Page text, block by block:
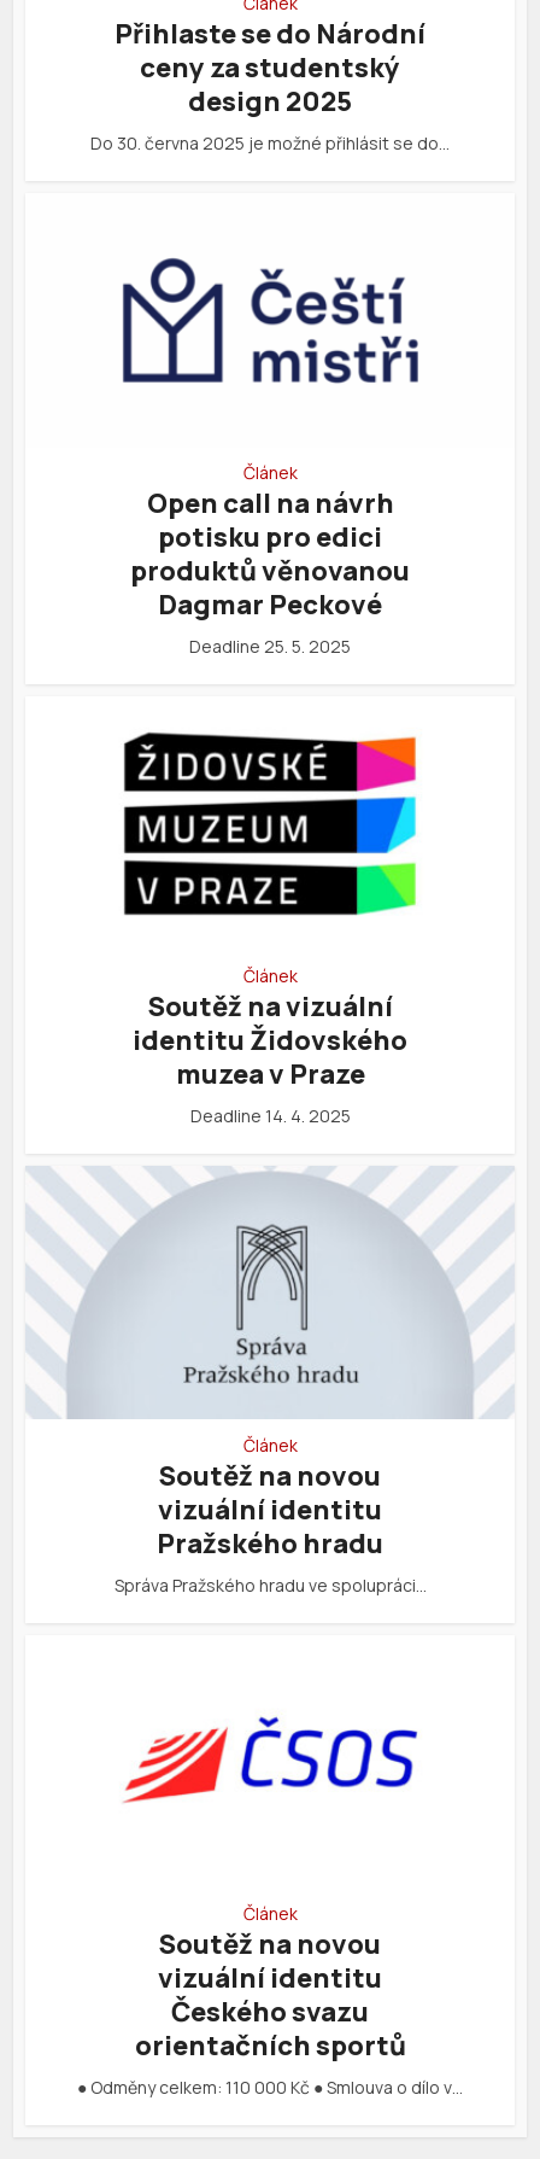
Přihlaste se do Národní
ceny za studentský
design 2025
Do 30. června 2025 je možné přihlásit se do…
Článek
Open call na návrh
potisku pro edici
produktů věnovanou
Dagmar Peckové
Deadline 25. 5. 2025
Článek
Soutěž na vizuální
identitu Židovského
muzea v Praze
Deadline 14. 4. 2025
Článek
Soutěž na novou
vizuální identitu
Pražského hradu
Správa Pražského hradu ve spolupráci…
Článek
Soutěž na novou
vizuální identitu
Českého svazu
orientačních sportů
● Odměny celkem: 110 000 Kč ● Smlouva o dílo v…